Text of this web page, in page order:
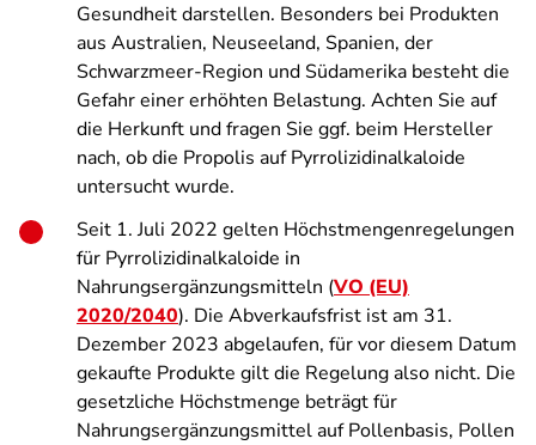
Gesundheit darstellen. Besonders bei Produkten
aus Australien, Neuseeland, Spanien, der
Schwarzmeer-Region und Südamerika besteht die
Gefahr einer erhöhten Belastung. Achten Sie auf
die Herkunft und fragen Sie ggf. beim Hersteller
nach, ob die Propolis auf Pyrrolizidinalkaloide
untersucht wurde.
Seit 1. Juli 2022 gelten Höchstmengenregelungen
für Pyrrolizidinalkaloide in
Nahrungsergänzungsmitteln (VO (EU)
2020/2040). Die Abverkaufsfrist ist am 31.
Dezember 2023 abgelaufen, für vor diesem Datum
gekaufte Produkte gilt die Regelung also nicht. Die
gesetzliche Höchstmenge beträgt für
Nahrungsergänzungsmittel auf Pollenbasis, Pollen